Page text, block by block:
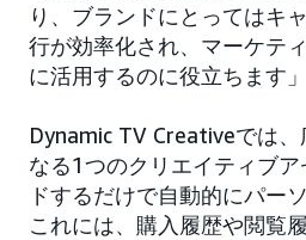
り、ブランドにとってはキ
行が効率化され、マーケテ
に活用するのに役立ちます」
Dynamic TV Creativeでは、
なる1つのクリエイティブ
ドするだけで自動的にパー
これには、購入履歴や閲覧